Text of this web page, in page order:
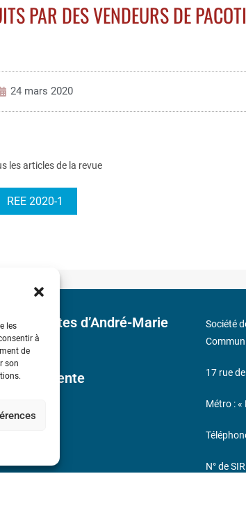
les
à
de
son
PAR DES VENDEURS DE
24 mars 2020
les articles de la revue
REE 2020-1
d’André-Marie
de Vente
Société
17 rue
Métro : «
N° de